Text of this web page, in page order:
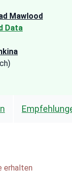
Mawlood
Data
erhalten